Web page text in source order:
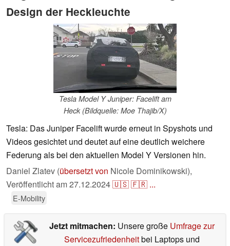
Design der Heckleuchte
Tesla Model Y Juniper: Facelift am
Heck (Bildquelle: Moe Thajib/X)
Tesla: Das Juniper Facelift wurde erneut in Spyshots und
Videos gesichtet und deutet auf eine deutlich weichere
Federung als bei den aktuellen Model Y Versionen hin.
Daniel Zlatev (übersetzt von Nicole Dominikowski),
Veröffentlicht am27.12.2024🇺🇸🇫🇷 ...
E-Mobility
Jetzt mitmachen: Unsere große Umfrage zur
Servicezufriedenheitbei Laptops und